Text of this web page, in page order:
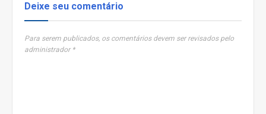
Deixe seu comentário
Para serem publicados, os comentários devem ser revisados pelo
administrador *